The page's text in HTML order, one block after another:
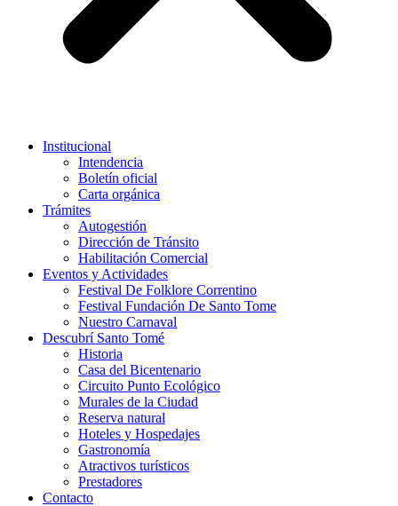
Institucional
Intendencia
Boletín oficial
Carta orgánica
Trámites
Autogestión
Dirección de Tránsito
Habilitación Comercial
Eventos y Actividades
Festival De Folklore Correntino
Festival Fundación De Santo Tome
Nuestro Carnaval
Descubrí Santo Tomé
Historia
Casa del Bicentenario
Circuito Punto Ecológico
Murales de la Ciudad
Reserva natural
Hoteles y Hospedajes
Gastronomía
Atractivos turísticos
Prestadores
Contacto